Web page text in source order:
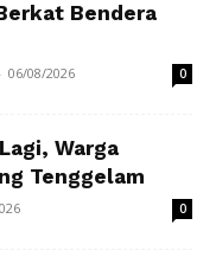
Bendera
- 06/08/2026 0
Warga
Tenggelam
0